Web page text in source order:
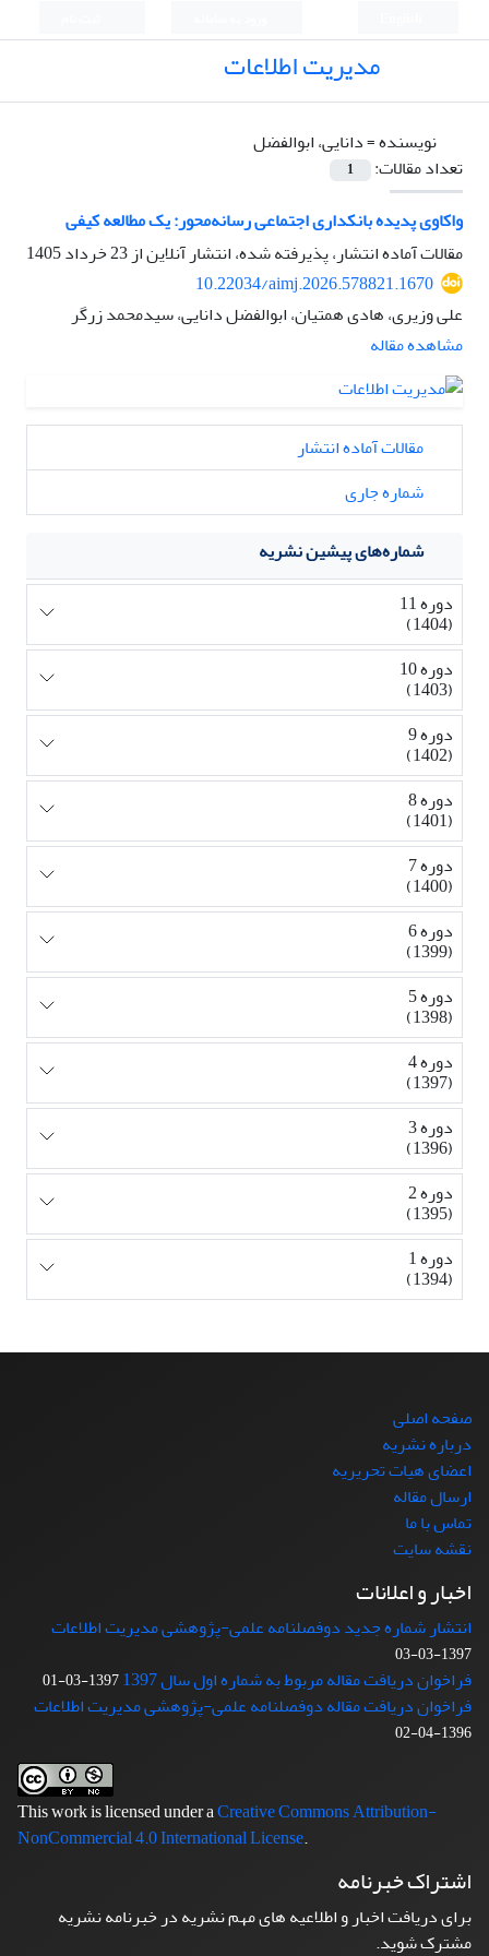
مدیریت اطلاعات
نویسنده =دانایی، ابوالفضل
تعداد مقالات:
1
واکاوی پدیده بانکداری اجتماعی رسانه‌محور: یک مطالعه کیفی
مقالات آماده انتشار، پذیرفته شده، انتشار آنلاین از23 خرداد 1405
10.22034/aimj.2026.578821.1670
علی وزیری، هادی همتیان، ابوالفضل دانایی، سیدمحمد زرگر
مشاهده مقاله
مقالات آماده انتشار
شماره جاری
شماره‌های پیشین نشریه
دوره 11
(1404)
دوره 10
(1403)
دوره 9
(1402)
دوره 8
(1401)
دوره 7
(1400)
دوره 6
(1399)
دوره 5
(1398)
دوره 4
(1397)
دوره 3
(1396)
دوره 2
(1395)
دوره 1
(1394)
صفحه اصلی
درباره نشریه
اعضای هیات تحریریه
ارسال مقاله
تماس با ما
نقشه سایت
اخبار و اعلانات
انتشار شماره جدید دوفصلنامه علمی-پژوهشی مدیریت اطلاعات
1397-03-03
فراخوان دریافت مقاله مربوط به شماره اول سال 1397 1397-03-01
فراخوان دریافت مقاله دوفصلنامه علمی-پژوهشی مدیریت اطلاعات
1396-04-02
This work is licensed under aCreative Commons Attribution-
NonCommercial 4.0 International License.
اشتراک خبرنامه
برای دریافت اخبار و اطلاعیه های مهم نشریه در خبرنامه نشریه
مشترک شوید.